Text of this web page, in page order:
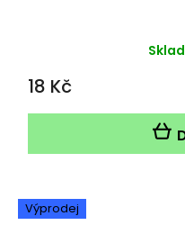
18 Kč
Výprodej